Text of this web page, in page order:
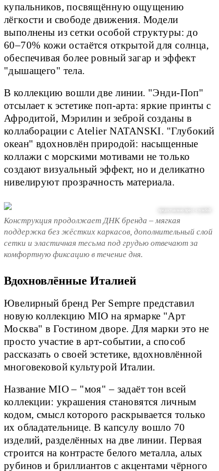
купальников, посвящённую ощущению
лёгкости и свободе движения. Модели
выполнены из сетки особой структуры: до
60–70% кожи остаётся открытой для солнца,
обеспечивая более ровный загар и эффект
"дышащего" тела.
В коллекцию вошли две линии. "Энди-Поп"
отсылает к эстетике поп-арта: яркие принты с
Афродитой, Мэрилин и зеброй созданы в
коллаборации с Atelier NATANSKI. "Глубокий
океан" вдохновлён природой: насыщенные
коллажи с морскими мотивами не только
создают визуальный эффект, но и деликатно
нивелируют прозрачность материала.
предоставлено пресс-службой
Конструкция продолжает ДНК бренда – мягкая
поддержка без жёстких каркасов, дополнительный слой
сетки и эластичная тесьма под грудью отвечают за
комфортную фиксацию в течение дня.
Вдохновлённые Италией
Ювелирный бренд Per Sempre представил
новую коллекцию MIO на ярмарке "Арт
Москва" в Гостином дворе. Для марки это не
просто участие в арт-событии, а способ
рассказать о своей эстетике, вдохновлённой
многовековой культурой Италии.
Название MIO – "моя" – задаёт тон всей
коллекции: украшения становятся личным
кодом, смысл которого раскрывается только
их обладательнице. В капсулу вошло 70
изделий, разделённых на две линии. Первая
строится на контрасте белого металла, алых
рубинов и бриллиантов с акцентами чёрного